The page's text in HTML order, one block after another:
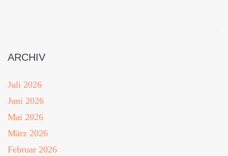
ARCHIV
Juli 2026
Juni 2026
Mai 2026
März 2026
Februar 2026